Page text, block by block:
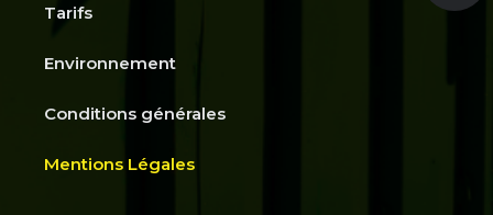
Tarifs
Environnement
Conditions générales
Mentions Légales